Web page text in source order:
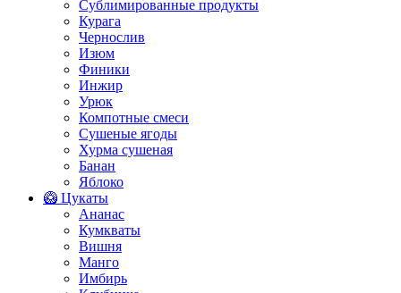
Сублимированные продукты
Курага
Чернослив
Изюм
Финики
Инжир
Урюк
Компотные смеси
Сушеные ягоды
Хурма сушеная
Банан
Яблоко
🥝 Цукаты
Ананас
Кумкваты
Вишня
Манго
Имбирь